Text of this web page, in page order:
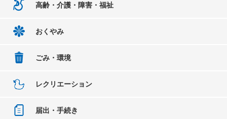
高齢・介護・障害・福祉
おくやみ
ごみ・環境
レクリエーション
届出・手続き